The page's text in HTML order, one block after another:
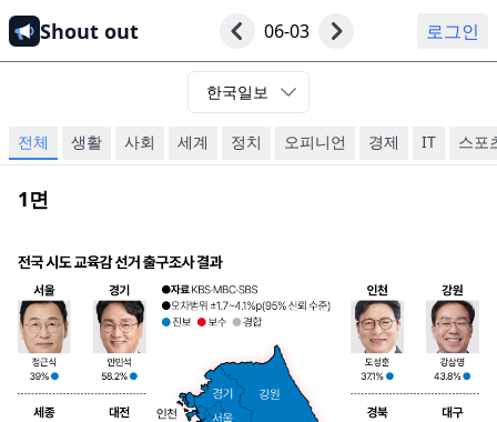
Shout out 06-03 로그인
한국일보
전체 생활 사회 세계 정치 오피니언 경제 IT 스포
1면